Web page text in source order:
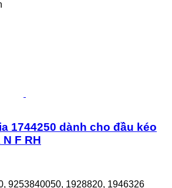
1744250 dành cho đầu kéo
F RH
9253840050, 1928820, 1946326